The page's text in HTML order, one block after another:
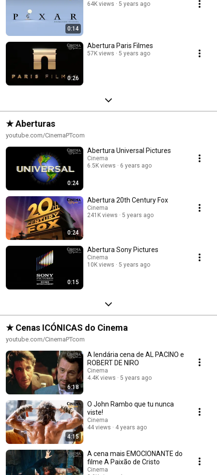
0:14
64K views 5 years ago
0:26
Abertura Paris Filmes
57K views 5 years ago
★ Aberturas
youtube.com/CinemaPTcom
0:24
Abertura Universal Pictures
Cinema
6.5K views
6 years ago
0:24
Abertura 20th Century Fox
Cinema
241K views
5 years ago
0:15
Abertura Sony Pictures
Cinema
10K views
5 years ago
★ Cenas ICÓNICAS do Cinema
youtube.com/CinemaPTcom
6:18
A lendária cena de AL PACINO e
ROBERT DE NIRO
Cinema
4.4K views
5 years ago
4:15
O John Rambo que tu nunca
viste!
Cinema
44 views
4 years ago
A cena mais EMOCIONANTE do
filme A Paixão de Cristo
Cinema